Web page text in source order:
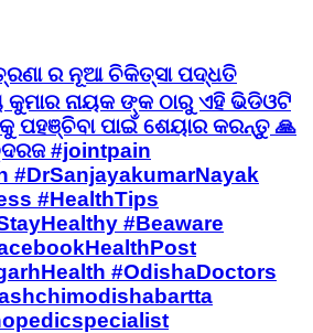
ର ନୂଆ ଚିକିତ୍ସା ପଦ୍ଧତି
କୁମାର ନାୟକ ଙ୍କ ଠାରୁ ଏହି ଭିଡିଓଟି
ପାଇଁ ଶେୟାର କରନ୍ତୁ 🙏
#jointpain
#DrSanjayakumarNayak
#HealthTips
#Beaware
#OdishaDoctors